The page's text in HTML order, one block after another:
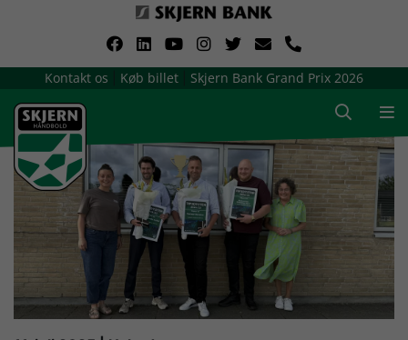
Kontakt os Køb billet Skjern Bank Grand Prix 2026
Om Skjern Håndbold
Ligatruppen
Sponsorer
Billetsalg / sæsonkort
Presse